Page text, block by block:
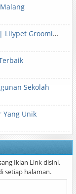
Grooming Kucing & Anjing Cimahi | Lilypet Grooming & Pet Hotel
Sekolah
Yang Unik
Iklan Link disini,
setiap halaman.